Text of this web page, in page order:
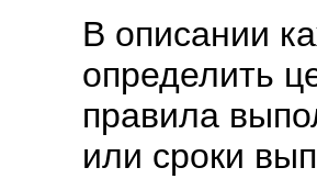
В описании
определить
правила
или сроки